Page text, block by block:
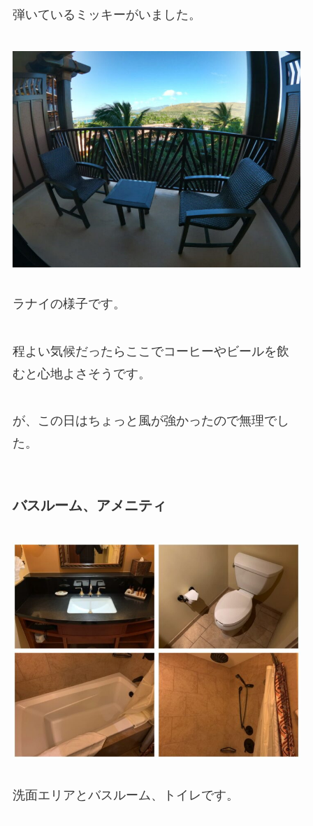
弾いているミッキーがいました。
ラナイの様子です。
程よい気候だったらここでコーヒーやビールを飲
むと心地よさそうです。
が、この日はちょっと風が強かったので無理でし
た。
バスルーム、アメニティ
洗面エリアとバスルーム、トイレです。